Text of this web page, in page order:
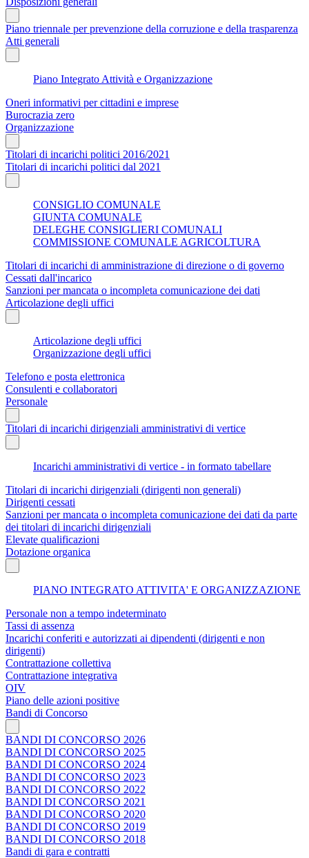
Piano triennale per prevenzione della corruzione e della trasparenza
Atti generali
Piano Integrato Attività e Organizzazione
Oneri informativi per cittadini e imprese
Burocrazia zero
Organizzazione
Titolari di incarichi politici 2016/2021
Titolari di incarichi politici dal 2021
CONSIGLIO COMUNALE
GIUNTA COMUNALE
DELEGHE CONSIGLIERI COMUNALI
COMMISSIONE COMUNALE AGRICOLTURA
Titolari di incarichi di amministrazione di direzione o di governo
Cessati dall'incarico
Sanzioni per mancata o incompleta comunicazione dei dati
Articolazione degli uffici
Articolazione degli uffici
Organizzazione degli uffici
Telefono e posta elettronica
Consulenti e collaboratori
Personale
Titolari di incarichi dirigenziali amministrativi di vertice
Incarichi amministrativi di vertice - in formato tabellare
Titolari di incarichi dirigenziali (dirigenti non generali)
Dirigenti cessati
Sanzioni per mancata o incompleta comunicazione dei dati da parte
dei titolari di incarichi dirigenziali
Elevate qualificazioni
Dotazione organica
PIANO INTEGRATO ATTIVITA' E ORGANIZZAZIONE
Personale non a tempo indeterminato
Tassi di assenza
Incarichi conferiti e autorizzati ai dipendenti (dirigenti e non
dirigenti)
Contrattazione collettiva
Contrattazione integrativa
OIV
Piano delle azioni positive
Bandi di Concorso
BANDI DI CONCORSO 2026
BANDI DI CONCORSO 2025
BANDI DI CONCORSO 2024
BANDI DI CONCORSO 2023
BANDI DI CONCORSO 2022
BANDI DI CONCORSO 2021
BANDI DI CONCORSO 2020
BANDI DI CONCORSO 2019
BANDI DI CONCORSO 2018
Bandi di gara e contratti